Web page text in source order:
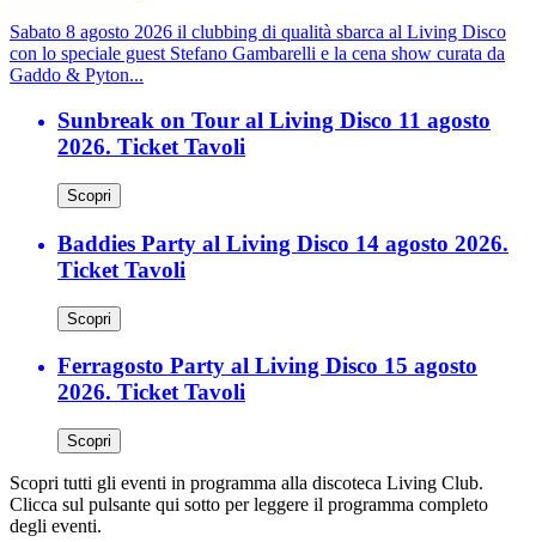
Sabato 8 agosto 2026 il clubbing di qualità sbarca al Living Disco
con lo speciale guest Stefano Gambarelli e la cena show curata da
Gaddo & Pyton...
Sunbreak on Tour al Living Disco 11 agosto
2026. Ticket Tavoli
Scopri
Baddies Party al Living Disco 14 agosto 2026.
Ticket Tavoli
Scopri
Ferragosto Party al Living Disco 15 agosto
2026. Ticket Tavoli
Scopri
Scopri tutti gli eventi in programma alla discoteca Living Club.
Clicca sul pulsante qui sotto per leggere il programma completo
degli eventi.